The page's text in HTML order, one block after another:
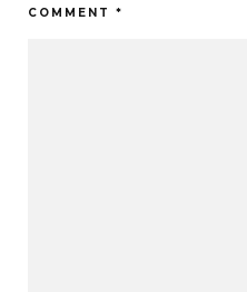
COMMENT *